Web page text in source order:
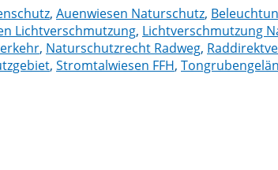
, Auenwiesen Naturschutz,
Lichtverschmutzung, Lichtverschmutzung
, Naturschutzrecht Radweg,
, Stromtalwiesen FFH,